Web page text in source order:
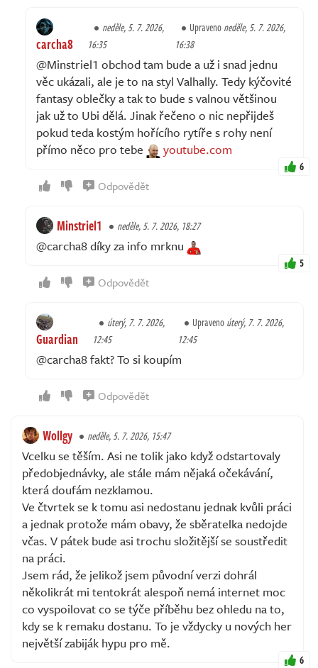
carcha8
neděle, 5. 7. 2026,
16:35
Upravenoneděle, 5. 7. 2026,
16:38
@Minstriel1 obchod tam bude a už i snad jednu
věc ukázali, ale je to na styl Valhally. Tedy kýčovité
fantasy oblečky a tak to bude s valnou většinou
jak už to Ubi dělá. Jinak řečeno o nic nepřijdeš
pokud teda kostým hořícího rytíře s rohy není
přímo něco pro tebe
youtube.com
6
Odpovědět
Minstriel1 neděle, 5. 7. 2026, 18:27
@carcha8 díky za info mrknu
5
Odpovědět
Guardian
úterý, 7. 7. 2026,
12:45
Upravenoúterý, 7. 7. 2026,
12:45
@carcha8 fakt? To si koupím
Odpovědět
Wollgy neděle, 5. 7. 2026, 15:47
Vcelku se těším. Asi ne tolik jako když odstartovaly
předobjednávky, ale stále mám nějaká očekávání,
která doufám nezklamou.
Ve čtvrtek se k tomu asi nedostanu jednak kvůli práci
a jednak protože mám obavy, že sběratelka nedojde
včas. V pátek bude asi trochu složitější se soustředit
na práci.
Jsem rád, že jelikož jsem původní verzi dohrál
několikrát mi tentokrát alespoň nemá internet moc
co vyspoilovat co se týče příběhu bez ohledu na to,
kdy se k remaku dostanu. To je vždycky u nových her
největší zabiják hypu pro mě.
6